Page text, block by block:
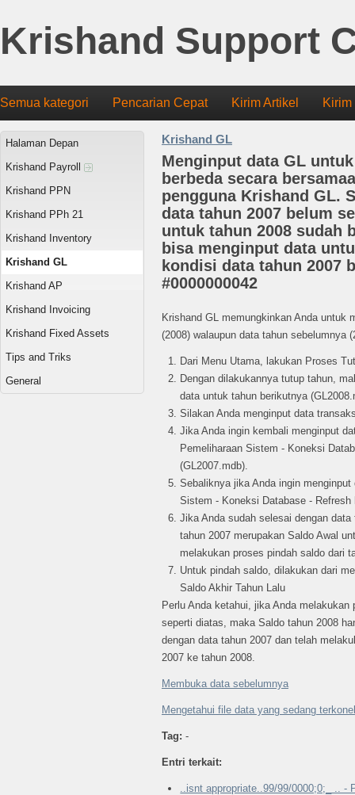
Krishand Support
Semua kategori Pencarian Cepat Kirim Artikel
Halaman Depan
Krishand Payroll
Krishand PPN
Krishand PPh 21
Krishand Inventory
Krishand GL
Krishand AP
Krishand Invoicing
Krishand Fixed Assets
Tips and Triks
General
Krishand GL
Menginput data GL
berbeda secara
pengguna Krishand GL.
data tahun 2007 belum
untuk tahun 2008 sudah
bisa menginput data
kondisi data tahun 2007
#0000000042
Krishand GL memungkinkan Anda untuk
(2008) walaupun data tahun sebelumnya
Dari Menu Utama, lakukan Proses
Dengan dilakukannya tutup tahun,
data untuk tahun berikutnya
Silakan Anda menginput data
Jika Anda ingin kembali menginput
Pemeliharaan Sistem - Koneksi
(GL2007.mdb).
Sebaliknya jika Anda ingin
Sistem - Koneksi Database -
Jika Anda sudah selesai dengan
tahun 2007 merupakan Saldo Awal
melakukan proses pindah saldo dari
Untuk pindah saldo, dilakukan dari
Saldo Akhir Tahun Lalu
Perlu Anda ketahui, jika Anda
seperti diatas, maka Saldo tahun 2008
dengan data tahun 2007 dan telah
2007 ke tahun 2008.
Membuka data sebelumnya
Mengetahui file data yang sedang
Tag: -
Entri terkait:
..isnt appropriate..99/99/0000;0;_ ..